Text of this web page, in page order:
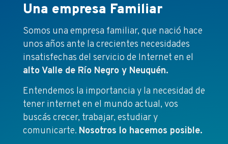
Una empresa Familiar
Somos una empresa familiar, que nació hace
unos años ante la crecientes necesidades
insatisfechas del servicio de Internet en el
alto Valle de Río Negro y Neuquén.
Entendemos la importancia y la necesidad de
tener internet en el mundo actual, vos
buscás crecer, trabajar, estudiar y
comunicarte. Nosotros lo hacemos posible.